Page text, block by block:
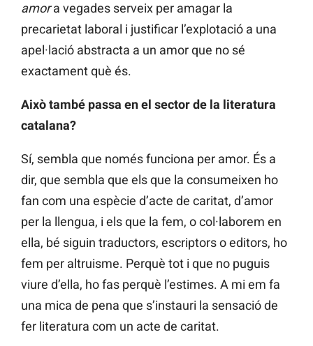
amora vegades serveix per amagar la
precarietat laboral i justificar l’explotació a una
apel·lació abstracta a un amor que no sé
exactament què és.
Això també passa en el sector de la literatura
catalana?
Sí, sembla que només funciona per amor. És a
dir, que sembla que els que la consumeixen ho
fan com una espècie d’acte de caritat, d’amor
per la llengua, i els que la fem, o col·laborem en
ella, bé siguin traductors, escriptors o editors, ho
fem per altruisme. Perquè tot i que no puguis
viure d’ella, ho fas perquè l’estimes. A mi em fa
una mica de pena que s’instauri la sensació de
fer literatura com un acte de caritat.